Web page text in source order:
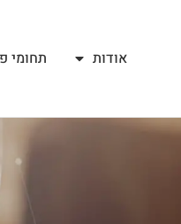
אודות תחומי